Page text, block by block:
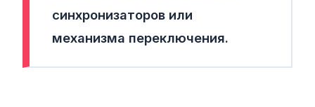
синхронизаторов или
механизма переключения.